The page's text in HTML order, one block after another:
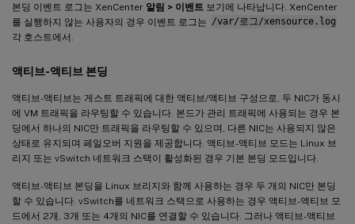
본딩 이벤트 로그는 XenCenter 알림 > 이벤트 보기에 나타납니다. XenCenter
를 실행하지 않는 사용자의 경우 이벤트 로그는 /var/로그/xensource.log
각 호스트에서.
액티브-액티브 본딩
액티브-액티브는 게스트 트래픽에 대한 액티브/액티브 구성으로, 두 NIC가 동시
에 VM 트래픽을 라우팅할 수 있습니다. 본드가 관리 트래픽에 사용되는 경우 본
딩에서 하나의 NIC만 트래픽을 라우팅할 수 있으며, 다른 NIC는 사용되지 않은
상태로 유지되며 페일오버 지원을 제공합니다. 액티브-액티브 모드는 Linux 브
리지 또는 vSwitch 네트워크 스택이 활성화된 경우 기본 본딩 모드입니다.
액티브-액티브 본딩을 Linux 브리지와 함께 사용하는 경우 두 개의 NIC만 본딩
할 수 있습니다. vSwitch를 네트워크 스택으로 사용하는 경우 액티브-액티브 모
드에서 2개, 3개 또는 4개의 NIC를 연결할 수 있습니다. 그러나 액티브-액티브